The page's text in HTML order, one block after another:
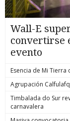
Wall-E
convertirse
evento
Esencia de Mi
Agrupación
Timbalada do Sur
carnavalera